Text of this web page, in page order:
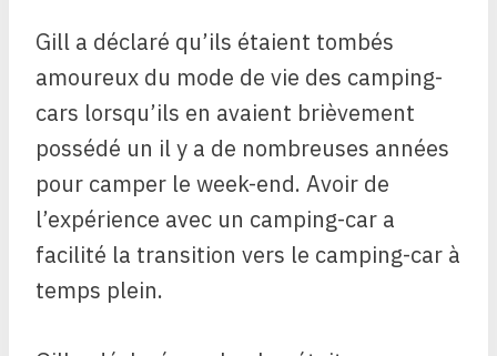
Gill a déclaré qu’ils étaient tombés
amoureux du mode de vie des camping-
cars lorsqu’ils en avaient brièvement
possédé un il y a de nombreuses années
pour camper le week-end. Avoir de
l’expérience avec un camping-car a
facilité la transition vers le camping-car à
temps plein.